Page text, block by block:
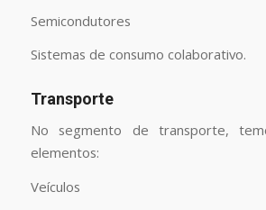
Semicondutores
Sistemas de consumo colaborativo.
Transporte
No segmento de transporte,
elementos:
Veículos